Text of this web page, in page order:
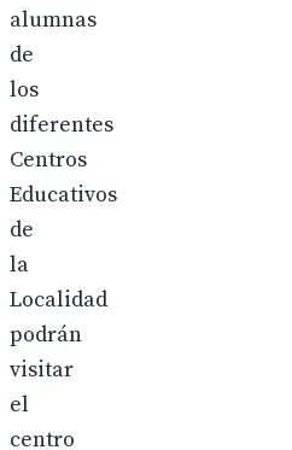
alumnas
de
los
diferentes
Centros
Educativos
de
la
Localidad
podrán
visitar
el
centro